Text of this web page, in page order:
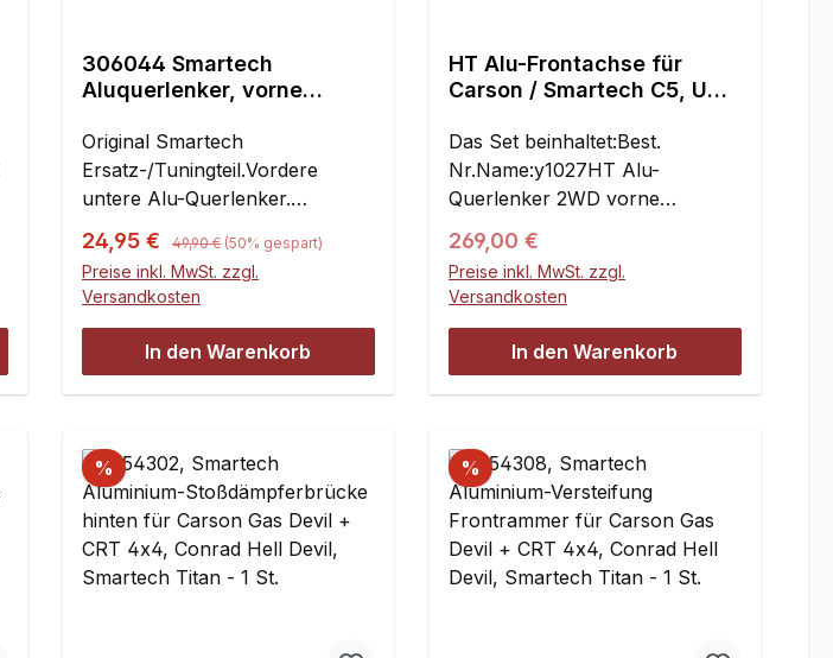
306044 Smartech
Aluquerlenker, vorne
Original Smartech
Ersatz-/Tuningteil.Vordere
untere Alu-Querlenker.
Durchgehend. Mit Stahlkugeln
und Buchsen. Passend für
Carson Attack, Super Attack
und Gas BlasterTuningversion
für Kunststoffquerlenker 32404
bzw. 32546.Inhalt:2 Stück
Verkaufspreis:
24,95 € Regulärer Preis:
49,90 € (50% gespart)
Preise inkl. MwSt. zzgl.
Versandkosten
In den Warenkorb
HT Alu-Frontachse für
Carson / Smartech C5, UNO
GasBlaster und Touareg,
y1047 - Set
Das Set beinhaltet:Best.
Nr.Name:y1027HT Alu-
Querlenker 2WD vorne
obeny1026HT Alu-Querlenker
2WD vorne unten,
einteiligy1209HT Alu-
Vorderachsträgerplatte A für
Carson Comanche, Attack Evo,
CRT 2WD + CPTy1210HT Alu-
Vorderachsträgerplatte B für
CRT 2WD + CPTy1036HT
Kugelbuchsen mit
KegelscheibenEinzelpreise:
269,00 EURBitte beachten: Die
Querlenkerwellen sind nicht im
Regulärer Preis:
269,00 €
Preise inkl. MwSt. zzgl.
Versandkosten
In den Warenkorb
% %